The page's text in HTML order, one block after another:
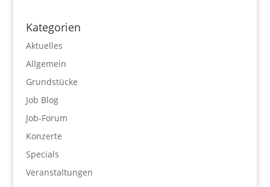
Kategorien
Aktuelles
Allgemein
Grundstücke
Job Blog
Job-Forum
Konzerte
Specials
Veranstaltungen